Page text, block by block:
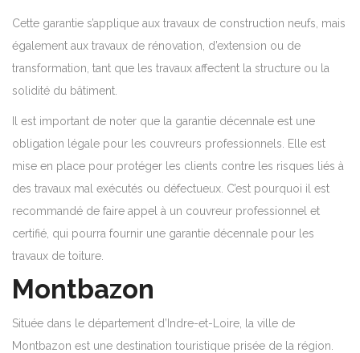
Cette garantie s’applique aux travaux de construction neufs, mais
également aux travaux de rénovation, d’extension ou de
transformation, tant que les travaux affectent la structure ou la
solidité du bâtiment.
Il est important de noter que la garantie décennale est une
obligation légale pour les couvreurs professionnels. Elle est
mise en place pour protéger les clients contre les risques liés à
des travaux mal exécutés ou défectueux. C’est pourquoi il est
recommandé de faire appel à un couvreur professionnel et
certifié, qui pourra fournir une garantie décennale pour les
travaux de toiture.
Montbazon
Située dans le département d’Indre-et-Loire, la ville de
Montbazon est une destination touristique prisée de la région.